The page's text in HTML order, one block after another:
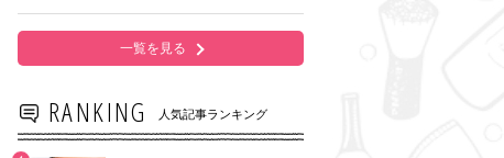
一覧を見る
RANKING 人気記事ランキング